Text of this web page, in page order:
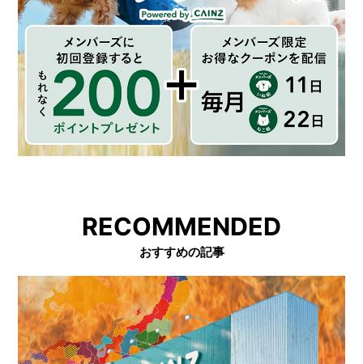
RECOMMENDED
おすすめの記事